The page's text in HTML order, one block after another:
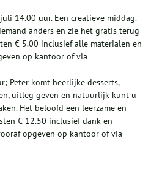
14.00 uur. Een creatieve middag.
anders en zie het gratis terug
€ 5.00 inclusief alle materialen en
op kantoor of via
Peter komt heerlijke desserts,
uitleg geven en natuurlijk kunt u
Het beloofd een leerzame en
€ 12.50 inclusief dank en
opgeven op kantoor of via